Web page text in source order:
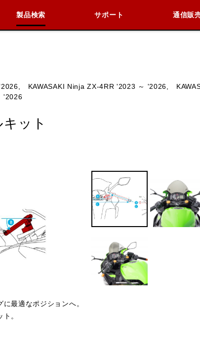
製品検索 サポート 通信販
KAWASAKI Ninja ZX-4RR '2023 ～ '2026,
'2026
ット
最適なポジションへ。
。